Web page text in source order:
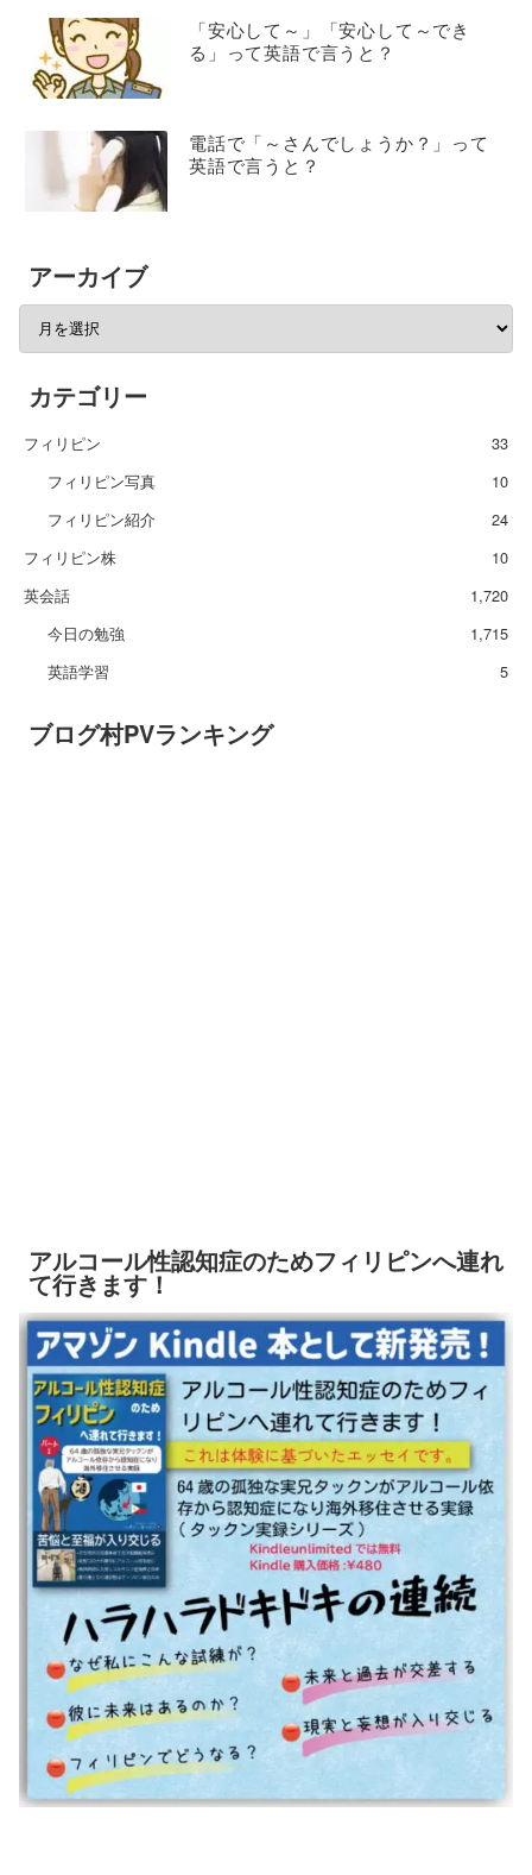
「安心して～」「安心して～でき
る」って英語で言うと？
電話で「～さんでしょうか？」って
英語で言うと？
アーカイブ
カテゴリー
フィリピン
33
フィリピン写真
10
フィリピン紹介
24
フィリピン株
10
英会話
1,720
今日の勉強
1,715
英語学習
5
ブログ村PVランキング
アルコール性認知症のためフィリピンへ連れ
て行きます！